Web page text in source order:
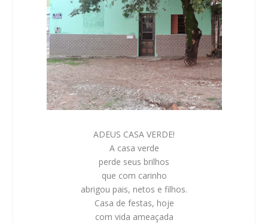
ADEUS CASA VERDE!
A casa verde
perde seus brilhos
que com carinho
abrigou pais, netos e filhos.
Casa de festas, hoje
com vida ameaçada